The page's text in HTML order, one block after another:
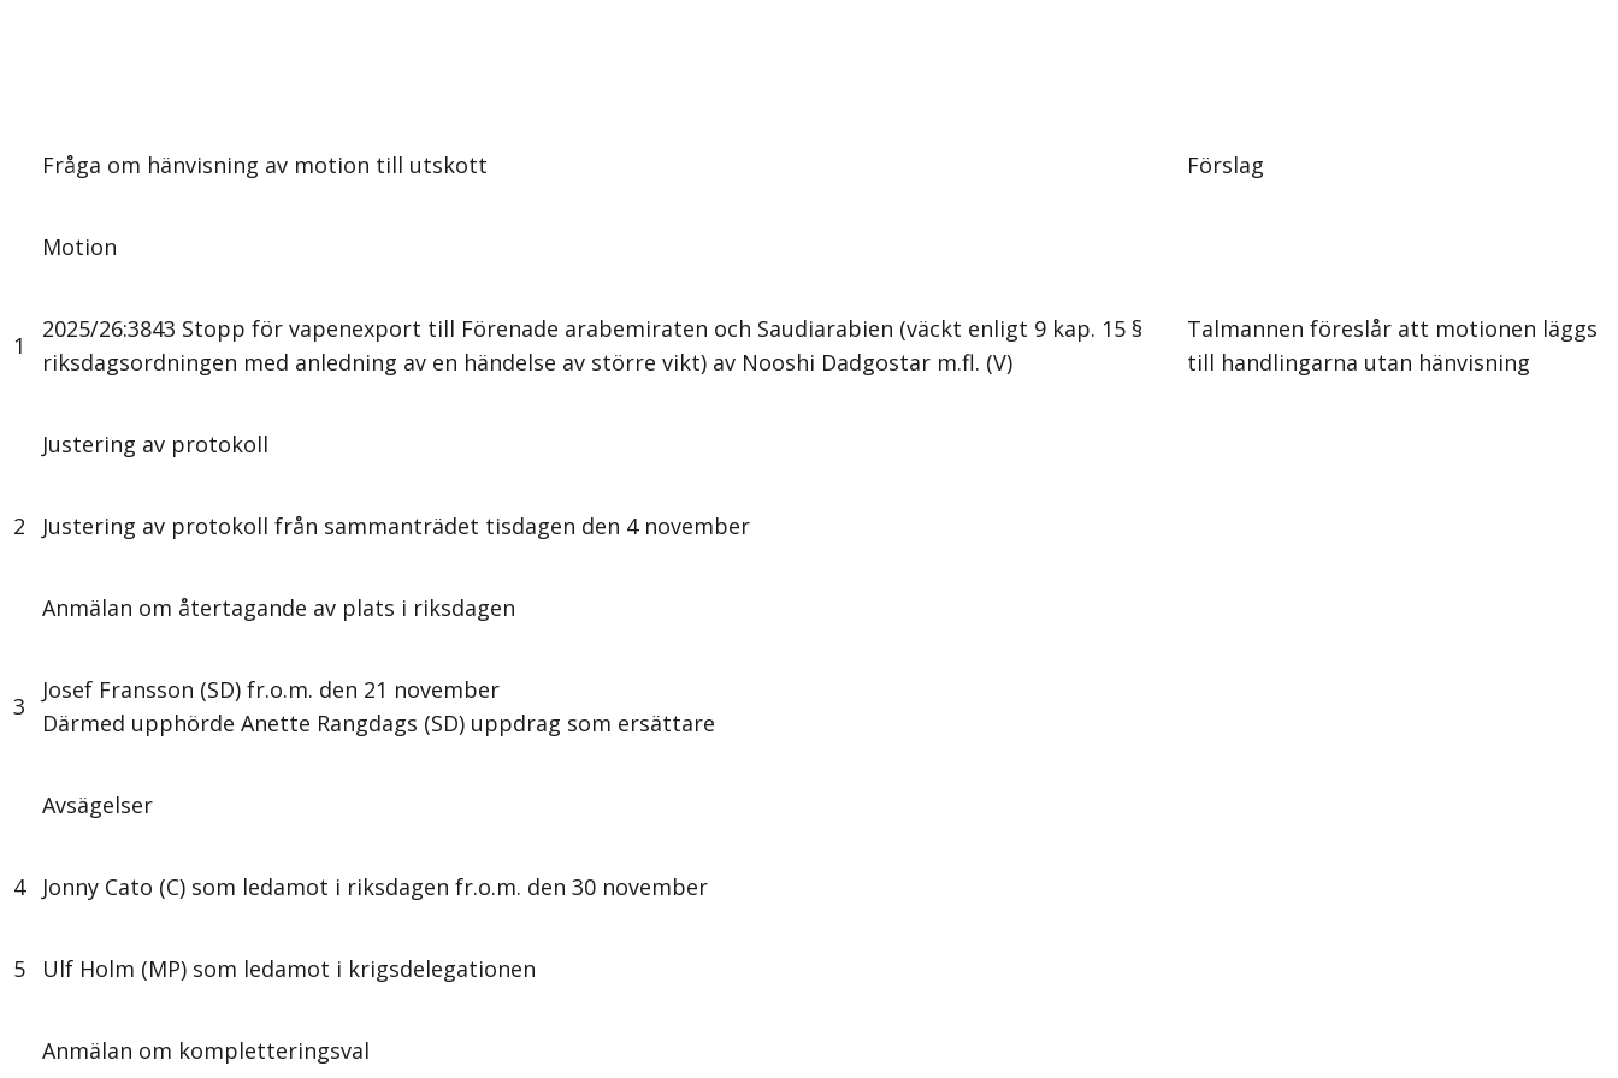
Fråga om hänvisning av motion till utskott Förslag
Motion
1
2025/26:3843 Stopp för vapenexport till Förenade arabemiraten och Saudiarabien (väckt enligt 9 kap. 15 §
riksdagsordningen med anledning av en händelse av större vikt) av Nooshi Dadgostar m.fl. (V)
Talmannen föreslår att motionen läggs
till handlingarna utan hänvisning
Justering av protokoll
2 Justering av protokoll från sammanträdet tisdagen den 4 november
Anmälan om återtagande av plats i riksdagen
3
Josef Fransson (SD) fr.o.m. den 21 november
Därmed upphörde Anette Rangdags (SD) uppdrag som ersättare
Avsägelser
4 Jonny Cato (C) som ledamot i riksdagen fr.o.m. den 30 november
5 Ulf Holm (MP) som ledamot i krigsdelegationen
Anmälan om kompletteringsval